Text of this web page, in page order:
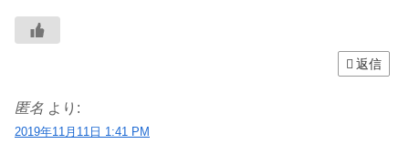
返信
匿名 より:
2019年11月11日 1:41 PM